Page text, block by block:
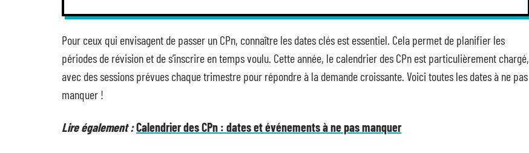
Pour ceux qui envisagent de passer un CPn, connaître les dates clés est essentiel. Cela permet de planifier les
périodes de révision et de s’inscrire en temps voulu. Cette année, le calendrier des CPn est particulièrement chargé,
avec des sessions prévues chaque trimestre pour répondre à la demande croissante. Voici toutes les dates à ne pas
manquer !
Lire également :Calendrier des CPn : dates et événements à ne pas manquer